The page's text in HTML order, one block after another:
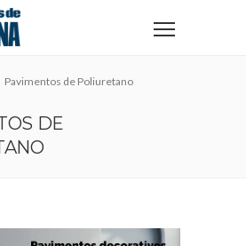
Pavimentos de Poliuretano
DE